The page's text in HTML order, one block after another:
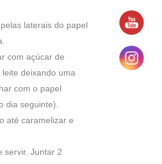
laterais do papel
com açúcar de
deixando uma
com o papel
dia seguinte).
até caramelizar e
servir. Juntar 2